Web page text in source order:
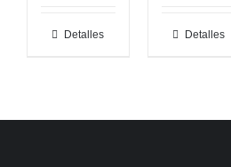
Detalles Detalles